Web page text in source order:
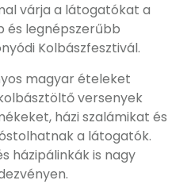
várja a látogatókat a
és legnépszerűbb
Kolbászfesztivál.
magyar ételeket
versenyek
házi szalámikat és
a látogatók.
házipálinkák is nagy